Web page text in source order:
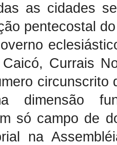
as cidades
pentecostal
Currais
dimensão
só campo de
na